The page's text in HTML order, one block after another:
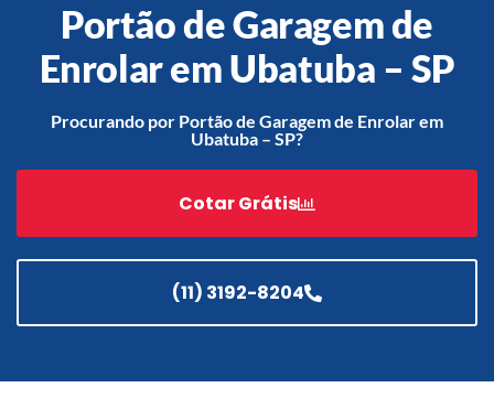
Acessórios
Automatização
Portão de Garagem de
Enrolar em Teresópolis – RJ
Aldeia – RJ
Portão de Garagem de
Enrolar em São João de
Portão de Garagem de
Enrolar em Ubatuba – SP
Procurando por Portão de Garagem de Enrolar em
Ubatuba – SP?
Cotar Grátis
(11) 3192-8204